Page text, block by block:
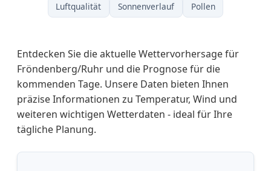
Luftqualität Sonnenverlauf Pollen
Entdecken Sie die aktuelle Wettervorhersage für
Fröndenberg/Ruhr und die Prognose für die
kommenden Tage. Unsere Daten bieten Ihnen
präzise Informationen zu Temperatur, Wind und
weiteren wichtigen Wetterdaten - ideal für Ihre
tägliche Planung.